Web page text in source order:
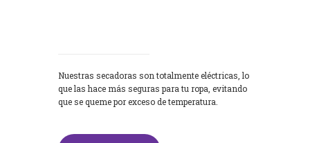
Nuestras secadoras son totalmente eléctricas, lo
que las hace más seguras para tu ropa, evitando
que se queme por exceso de temperatura.